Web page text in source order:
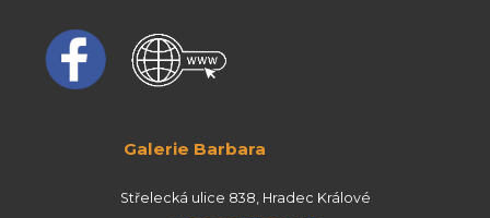
Galerie Barbara
Střelecká ulice 838, Hradec Králové